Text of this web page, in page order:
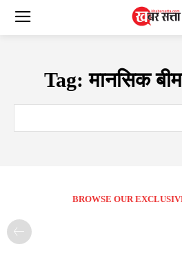
Tag:मानसिक
BROWSE OUR